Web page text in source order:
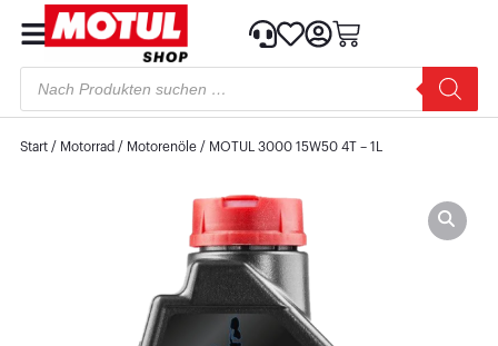
Start/ Motorrad / Motorenöle/ MOTUL 3000 15W50 4T – 1L